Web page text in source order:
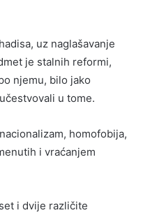
uz naglašavanje
je stalnih reformi,
njemu, bilo jako
u tome.
homofobija,
i vraćanjem
i dvije različite